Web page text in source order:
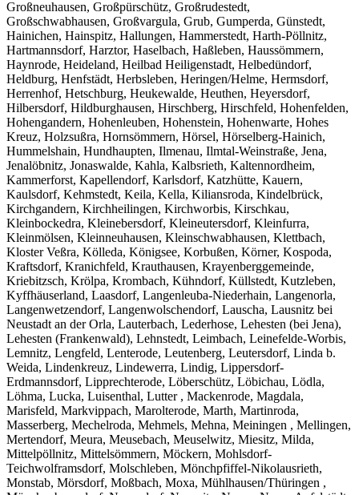
Großneuhausen, Großpürschütz, Großrudestedt,
Großschwabhausen, Großvargula, Grub, Gumperda, Günstedt,
Hainichen, Hainspitz, Hallungen, Hammerstedt, Harth-Pöllnitz,
Hartmannsdorf, Harztor, Haselbach, Haßleben, Haussömmern,
Haynrode, Heideland, Heilbad Heiligenstadt, Helbedündorf,
Heldburg, Henfstädt, Herbsleben, Heringen/Helme, Hermsdorf,
Herrenhof, Hetschburg, Heukewalde, Heuthen, Heyersdorf,
Hilbersdorf, Hildburghausen, Hirschberg, Hirschfeld, Hohenfelden,
Hohengandern, Hohenleuben, Hohenstein, Hohenwarte, Hohes
Kreuz, Holzsußra, Hornsömmern, Hörsel, Hörselberg-Hainich,
Hummelshain, Hundhaupten, Ilmenau, Ilmtal-Weinstraße, Jena,
Jenalöbnitz, Jonaswalde, Kahla, Kalbsrieth, Kaltennordheim,
Kammerforst, Kapellendorf, Karlsdorf, Katzhütte, Kauern,
Kaulsdorf, Kehmstedt, Keila, Kella, Kiliansroda, Kindelbrück,
Kirchgandern, Kirchheilingen, Kirchworbis, Kirschkau,
Kleinbockedra, Kleinebersdorf, Kleineutersdorf, Kleinfurra,
Kleinmölsen, Kleinneuhausen, Kleinschwabhausen, Klettbach,
Kloster Veßra, Kölleda, Königsee, Korbußen, Körner, Kospoda,
Kraftsdorf, Kranichfeld, Krauthausen, Krayenberggemeinde,
Kriebitzsch, Krölpa, Krombach, Kühndorf, Küllstedt, Kutzleben,
Kyffhäuserland, Laasdorf, Langenleuba-Niederhain, Langenorla,
Langenwetzendorf, Langenwolschendorf, Lauscha, Lausnitz bei
Neustadt an der Orla, Lauterbach, Lederhose, Lehesten (bei Jena),
Lehesten (Frankenwald), Lehnstedt, Leimbach, Leinefelde-Worbis,
Lemnitz, Lengfeld, Lenterode, Leutenberg, Leutersdorf, Linda b.
Weida, Lindenkreuz, Lindewerra, Lindig, Lippersdorf-
Erdmannsdorf, Lipprechterode, Löberschütz, Löbichau, Lödla,
Löhma, Lucka, Luisenthal, Lutter , Mackenrode, Magdala,
Marisfeld, Markvippach, Marolterode, Marth, Martinroda,
Masserberg, Mechelroda, Mehmels, Mehna, Meiningen , Mellingen,
Mertendorf, Meura, Meusebach, Meuselwitz, Miesitz, Milda,
Mittelpöllnitz, Mittelsömmern, Möckern, Mohlsdorf-
Teichwolframsdorf, Molschleben, Mönchpfiffel-Nikolausrieth,
Monstab, Mörsdorf, Moßbach, Moxa, Mühlhausen/Thüringen ,